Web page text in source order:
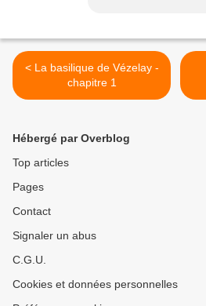
< La basilique de Vézelay -
chapitre 1
Hébergé par Overblog
Top articles
Pages
Contact
Signaler un abus
C.G.U.
Cookies et données personnelles